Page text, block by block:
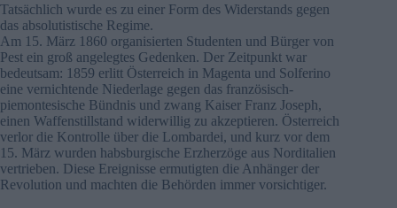
Tatsächlich wurde es zu einer Form des Widerstands gegen
das absolutistische Regime.
Am 15. März 1860 organisierten Studenten und Bürger von
Pest ein groß angelegtes Gedenken. Der Zeitpunkt war
bedeutsam: 1859 erlitt Österreich in Magenta und Solferino
eine vernichtende Niederlage gegen das französisch-
piemontesische Bündnis und zwang Kaiser Franz Joseph,
einen Waffenstillstand widerwillig zu akzeptieren. Österreich
verlor die Kontrolle über die Lombardei, und kurz vor dem
15. März wurden habsburgische Erzherzöge aus Norditalien
vertrieben. Diese Ereignisse ermutigten die Anhänger der
Revolution und machten die Behörden immer vorsichtiger.